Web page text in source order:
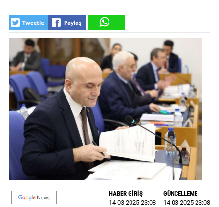
GALERİ
VİDEO
YAZARLAR
BİZE
ULAŞIN
Künye
İletişim
Sözleşmesi
Kullanıcı
HABER GİRİŞ
14 03 2025 23:08
GÜNCELLEME
14 03 2025 23:08